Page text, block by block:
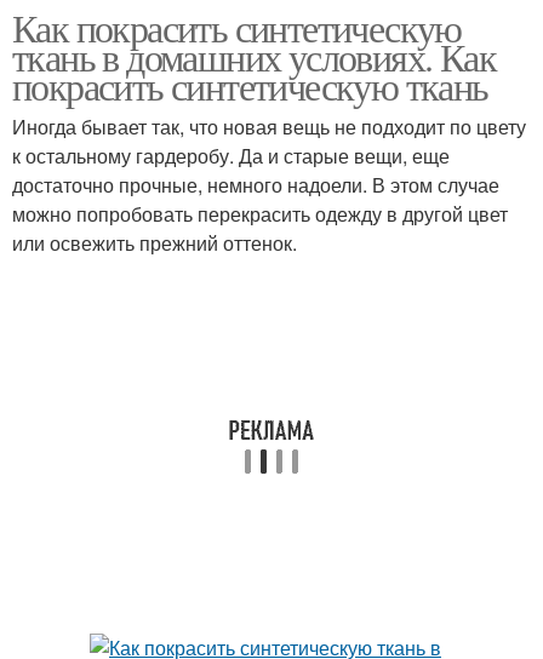
Краска в аэрозоли Ткани с помощью
Как покрасить синтетическую
ткань в домашних условиях. Как
покрасить синтетическую ткань
Иногда бывает так, что новая вещь не подходит по цвету
к остальному гардеробу. Да и старые вещи, еще
достаточно прочные, немного надоели. В этом случае
можно попробовать перекрасить одежду в другой цвет
или освежить прежний оттенок.